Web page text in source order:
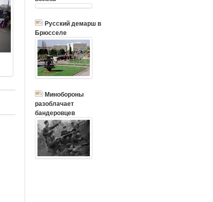
Русский демарш в
Брюсселе
Минобороны
разоблачает
бандеровцев